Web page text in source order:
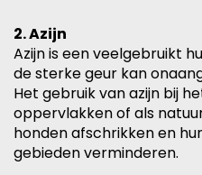
2. Azijn
Azijn is een veelgebruikt
de sterke geur kan
Het gebruik van azijn bij
oppervlakken of als
honden afschrikken en
gebieden verminderen.